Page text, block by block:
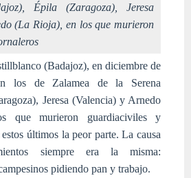
Épila (Zaragoza), Jeresa
(La Rioja), en los que murieron
(Badajoz), en diciembre de
los de Zalamea de la Serena
Jeresa (Valencia) y Arnedo
que murieron guardiaciviles y
últimos la peor parte. La causa
siempre era la misma:
pidiendo pan y trabajo.